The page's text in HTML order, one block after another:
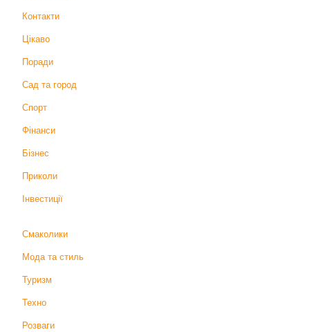
Контакти
Цікаво
Поради
Сад та город
Спорт
Фінанси
Бізнес
Приколи
Інвестиції
Смаколики
Мода та стиль
Туризм
Техно
Розваги